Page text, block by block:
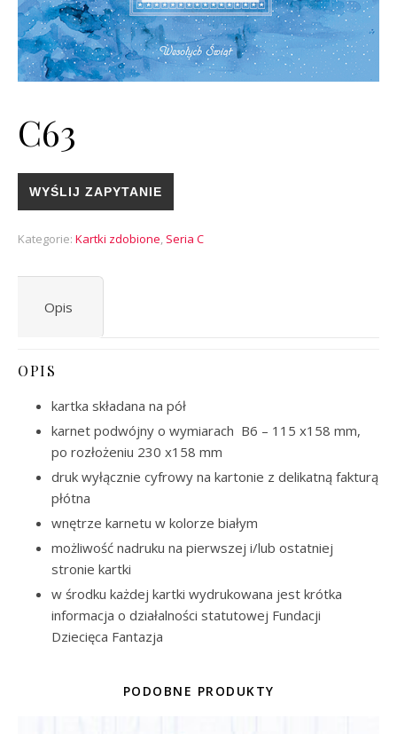
C63
WYŚLIJ ZAPYTANIE
Kategorie: Kartki zdobione, Seria C
Opis
OPIS
kartka składana na pół
karnet podwójny o wymiarach B6 – 115 x158 mm,
po rozłożeniu 230 x158 mm
druk wyłącznie cyfrowy na kartonie z delikatną fakturą
płótna
wnętrze karnetu w kolorze białym
możliwość nadruku na pierwszej i/lub ostatniej
stronie kartki
w środku każdej kartki wydrukowana jest krótka
informacja o działalności statutowej Fundacji
Dziecięca Fantazja
PODOBNE PRODUKTY